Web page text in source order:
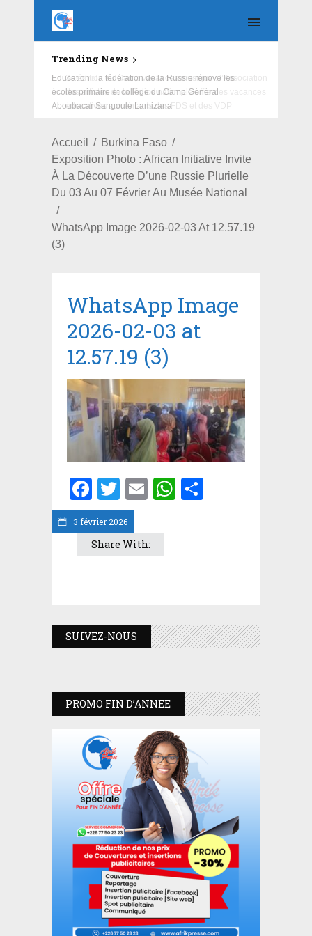
Trending News
Education : la fédération de la Russie rénove les
écoles primaire et collège du Camp Général
Aboubacar Sangoulé Lamizana
Accueil
Burkina Faso
Exposition Photo : African Initiative Invite
À La Découverte D’une Russie Plurielle
Du 03 Au 07 Février Au Musée National
WhatsApp Image 2026-02-03 At 12.57.19
(3)
3 février 2026
WhatsApp Image
2026-02-03 at
12.57.19 (3)
Facebook
Twitter
EmailWhatsApp
Share With:
SUIVEZ-NOUS
PROMO FIN D’ANNEE